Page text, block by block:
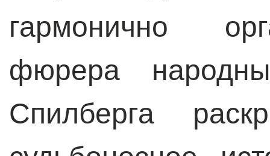
гармонично
фюрера
Спилберга